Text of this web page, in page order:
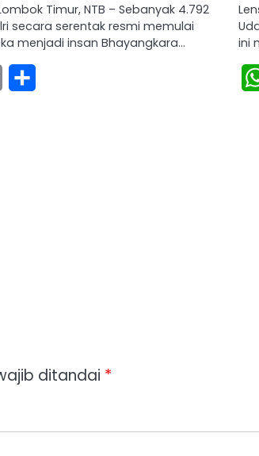
Timur, NTB – Sebanyak 4.792
secara serentak resmi memulai
menjadi insan Bhayangkara…
Email
ini
ditandai *